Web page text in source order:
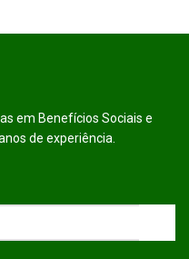
em Benefícios Sociais e
de experiência.